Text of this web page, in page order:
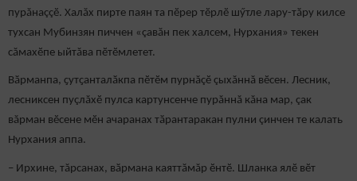
пурăнаççӗ. Халăх пирте паян та пӗрер тӗрлӗ шӳтле лару-тӑру килсе
тухсан Мубинзян пиччен «çавăн пек халсем, Нурхания» текен
сăмахӗпе ыйтăва пӗтӗмлетет.
Вӑрманпа, ҫутҫанталӑкпа пӗтӗм пурнăçӗ çыхăннă вӗсен. Лесник,
лесниксен пуçлăхӗ пулса картунсенче пурăннă кăна мар, çак
вăрман вӗсене мӗн ачаранах тӑрантаракан пулни çинчен те калать
Нурхания аппа.
– Ирхине, тăрсанах, вӑрмана каяттăмăр ӗнтӗ. Шланка ялӗ вӗт